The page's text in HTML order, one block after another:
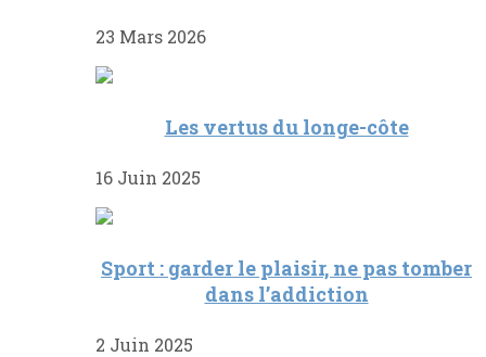
23 Mars 2026
Les vertus du longe-côte
16 Juin 2025
Sport : garder le plaisir, ne pas tomber
dans l’addiction
2 Juin 2025